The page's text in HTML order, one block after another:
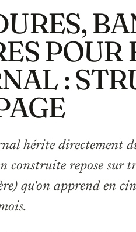
POUR
:
hérite directement
construite repose sur
qu'on apprend en